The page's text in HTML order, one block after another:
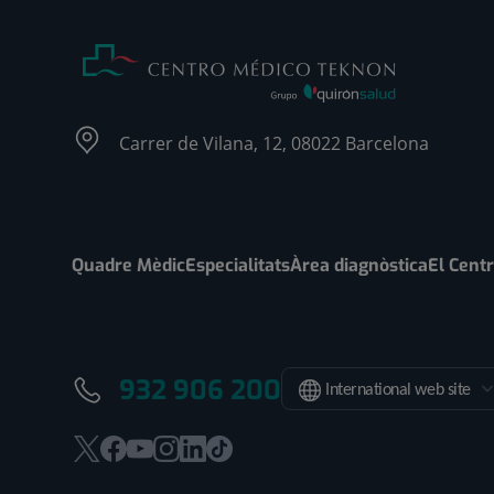
Carrer de Vilana, 12, 08022 Barcelona
Quadre MèdicEspecialitatsÀrea diagnòsticaEl
932 906 200 International web site